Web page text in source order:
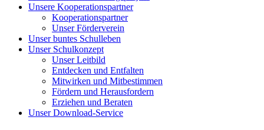
Unsere Kooperationspartner
Kooperationspartner
Unser Förderverein
Unser buntes Schulleben
Unser Schulkonzept
Unser Leitbild
Entdecken und Entfalten
Mitwirken und Mitbestimmen
Fördern und Herausfordern
Erziehen und Beraten
Unser Download-Service